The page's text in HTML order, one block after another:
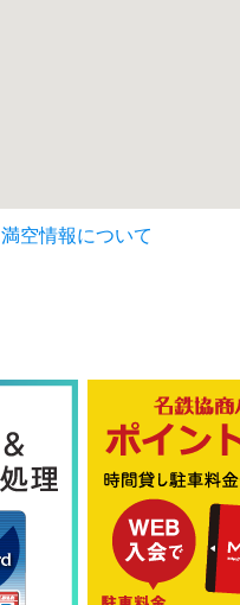
満空情報について